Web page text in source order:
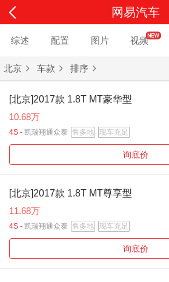
网易汽车
综述 配置 图片 视频
北京 车款 排序
[北京]2017款 1.8T MT豪华型
10.68万
4S - 凯瑞翔通众泰 售多地 现车充足
询底价
[北京]2017款 1.8T MT尊享型
11.68万
4S - 凯瑞翔通众泰 售多地 现车充足
询底价